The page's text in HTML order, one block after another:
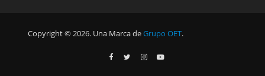
Copyright © 2026. Una Marca deGrupo OET.